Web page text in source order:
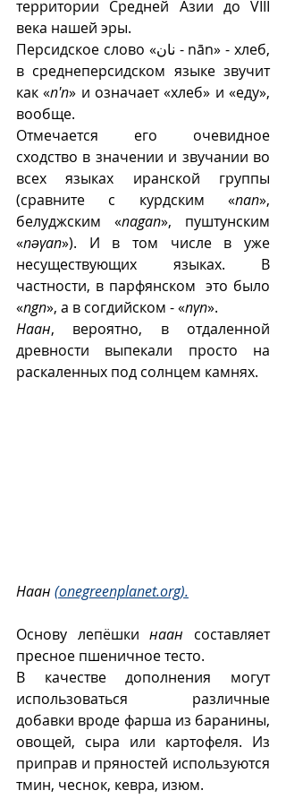
территории Средней Азии до VIII
века нашей эры.
Персидское слово «نان‎ - nān» - хлеб,
в среднеперсидском языке звучит
как «n'n» и означает «хлеб» и «еду»,
вообще.
Отмечается его очевидное
сходство в значении и звучании во
всех языках иранской группы
(сравните с курдским «nan»,
белуджским «nagan», пуштунским
«nəγan»). И в том числе в уже
несуществующих языках. В
частности, в парфянском  это было
«ngn», а в согдийском - «nγn».
Наан, вероятно, в отдаленной
древности выпекали просто на
раскаленных под солнцем камнях.
Наан (onegreenplanet.org).
Основу лепёшки наан составляет
пресное пшеничное тесто.
В качестве дополнения могут
использоваться различные
добавки вроде фарша из баранины,
овощей, сыра или картофеля. Из
приправ и пряностей используются
тмин, чеснок, кевра, изюм.